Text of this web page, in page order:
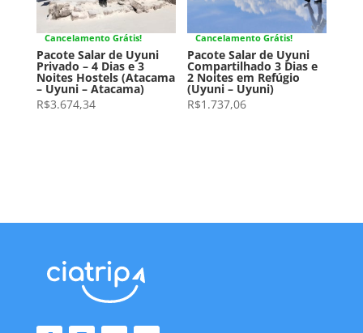
Cancelamento Grátis!
Pacote Salar de Uyuni
Privado – 4 Dias e 3
Noites Hostels (Atacama
– Uyuni – Atacama)
R$3.674,34
Cancelamento Grátis!
Pacote Salar de Uyuni
Compartilhado 3 Dias e
2 Noites em Refúgio
(Uyuni – Uyuni)
R$1.737,06